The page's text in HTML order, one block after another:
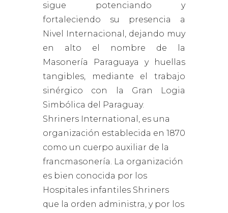
sigue potenciando y
fortaleciendo su presencia a
Nivel Internacional, dejando muy
en alto el nombre de la
Masonería Paraguaya y huellas
tangibles, mediante el trabajo
sinérgico con la Gran Logia
Simbólica del Paraguay.
Shriners International, es una
organización establecida en 1870
como un cuerpo auxiliar de la
francmasonería. La organización
es bien conocida por los
Hospitales infantiles Shriners
que la orden administra, y por los